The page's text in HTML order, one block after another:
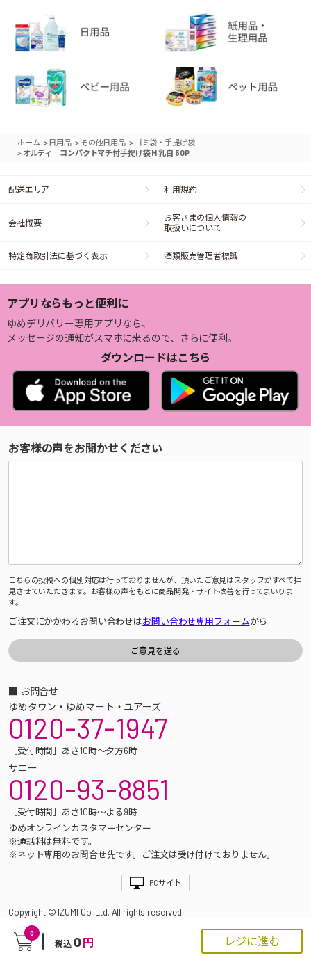
0
税込 0 円 レジに進む
ホーム > 日用品 > その他日用品 > ゴミ袋・手提げ袋
>オルディ コンパクトマチ付手提げ袋 M 乳白 50P
配送エリア 利用規約
会社概要
お客さまの個人情報の
取扱いについて
特定商取引法に基づく表示 酒類販売管理者標識
アプリならもっと便利に
ゆめデリバリー専用アプリなら、
メッセージの通知がスマホに来るので、さらに便利。
ダウンロードはこちら
お客様の声をお聞かせください
こちらの投稿への個別対応は行っておりませんが、頂いたご意見はスタッフがすべて拝
見させていただきます。お客様の声をもとに商品開発・サイト改善を行ってまいりま
す。
ご注文にかかわるお問い合わせはお問い合わせ専用フォームから
■ お問合せ
ゆめタウン・ゆめマート・ユアーズ
0120-37-1947
［受付時間］あさ10時～夕方6時
サニー
0120-93-8851
［受付時間］あさ10時～よる9時
ゆめオンラインカスタマーセンター
※通話料は無料です。
※ネット専用のお問合せ先です。ご注文は受け付けておりません。
PCサイト
Copyright © IZUMI Co.,Ltd. All rights reserved.